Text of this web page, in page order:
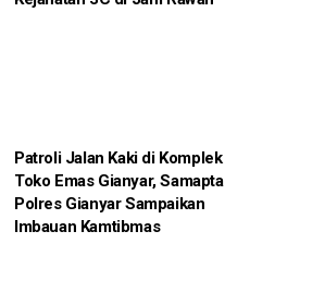
Patroli Jalan Kaki di Komplek
Toko Emas Gianyar, Samapta
Polres Gianyar Sampaikan
Imbauan Kamtibmas